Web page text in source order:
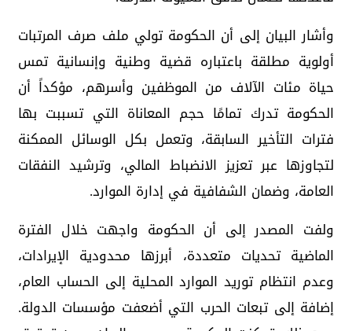
وأشار البيان إلى أن الحكومة تولي ملف صرف المرتبات
أولوية مطلقة باعتباره قضية وطنية وإنسانية تمس
حياة مئات الآلاف من الموظفين وأسرهم، مؤكداً أن
الحكومة تدرك تمامًا حجم المعاناة التي تسببت بها
فترات التأخير السابقة، وتعمل بكل الوسائل الممكنة
لتجاوزها عبر تعزيز الانضباط المالي، وترشيد النفقات
العامة، وضمان الشفافية في إدارة الموارد.
ولفت المصدر إلى أن الحكومة واجهت خلال الفترة
الماضية تحديات متعددة، أبرزها محدودية الإيرادات،
وعدم انتظام توريد الموارد المحلية إلى الحساب العام،
إضافة إلى تبعات الحرب التي أضعفت مؤسسات الدولة.